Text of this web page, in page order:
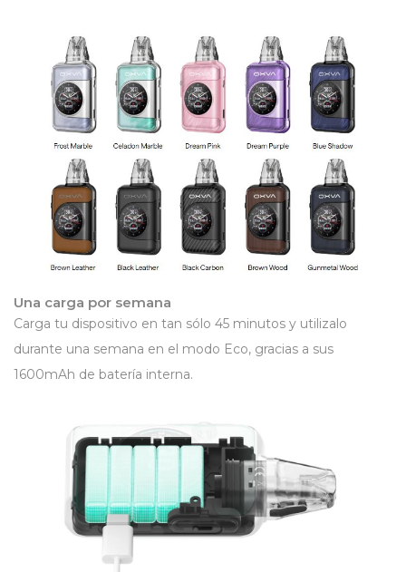
Una carga por semana
Carga tu dispositivo en tan sólo 45 minutos y utilizalo
durante una semana en el modo Eco, gracias a sus
1600mAh de batería interna.